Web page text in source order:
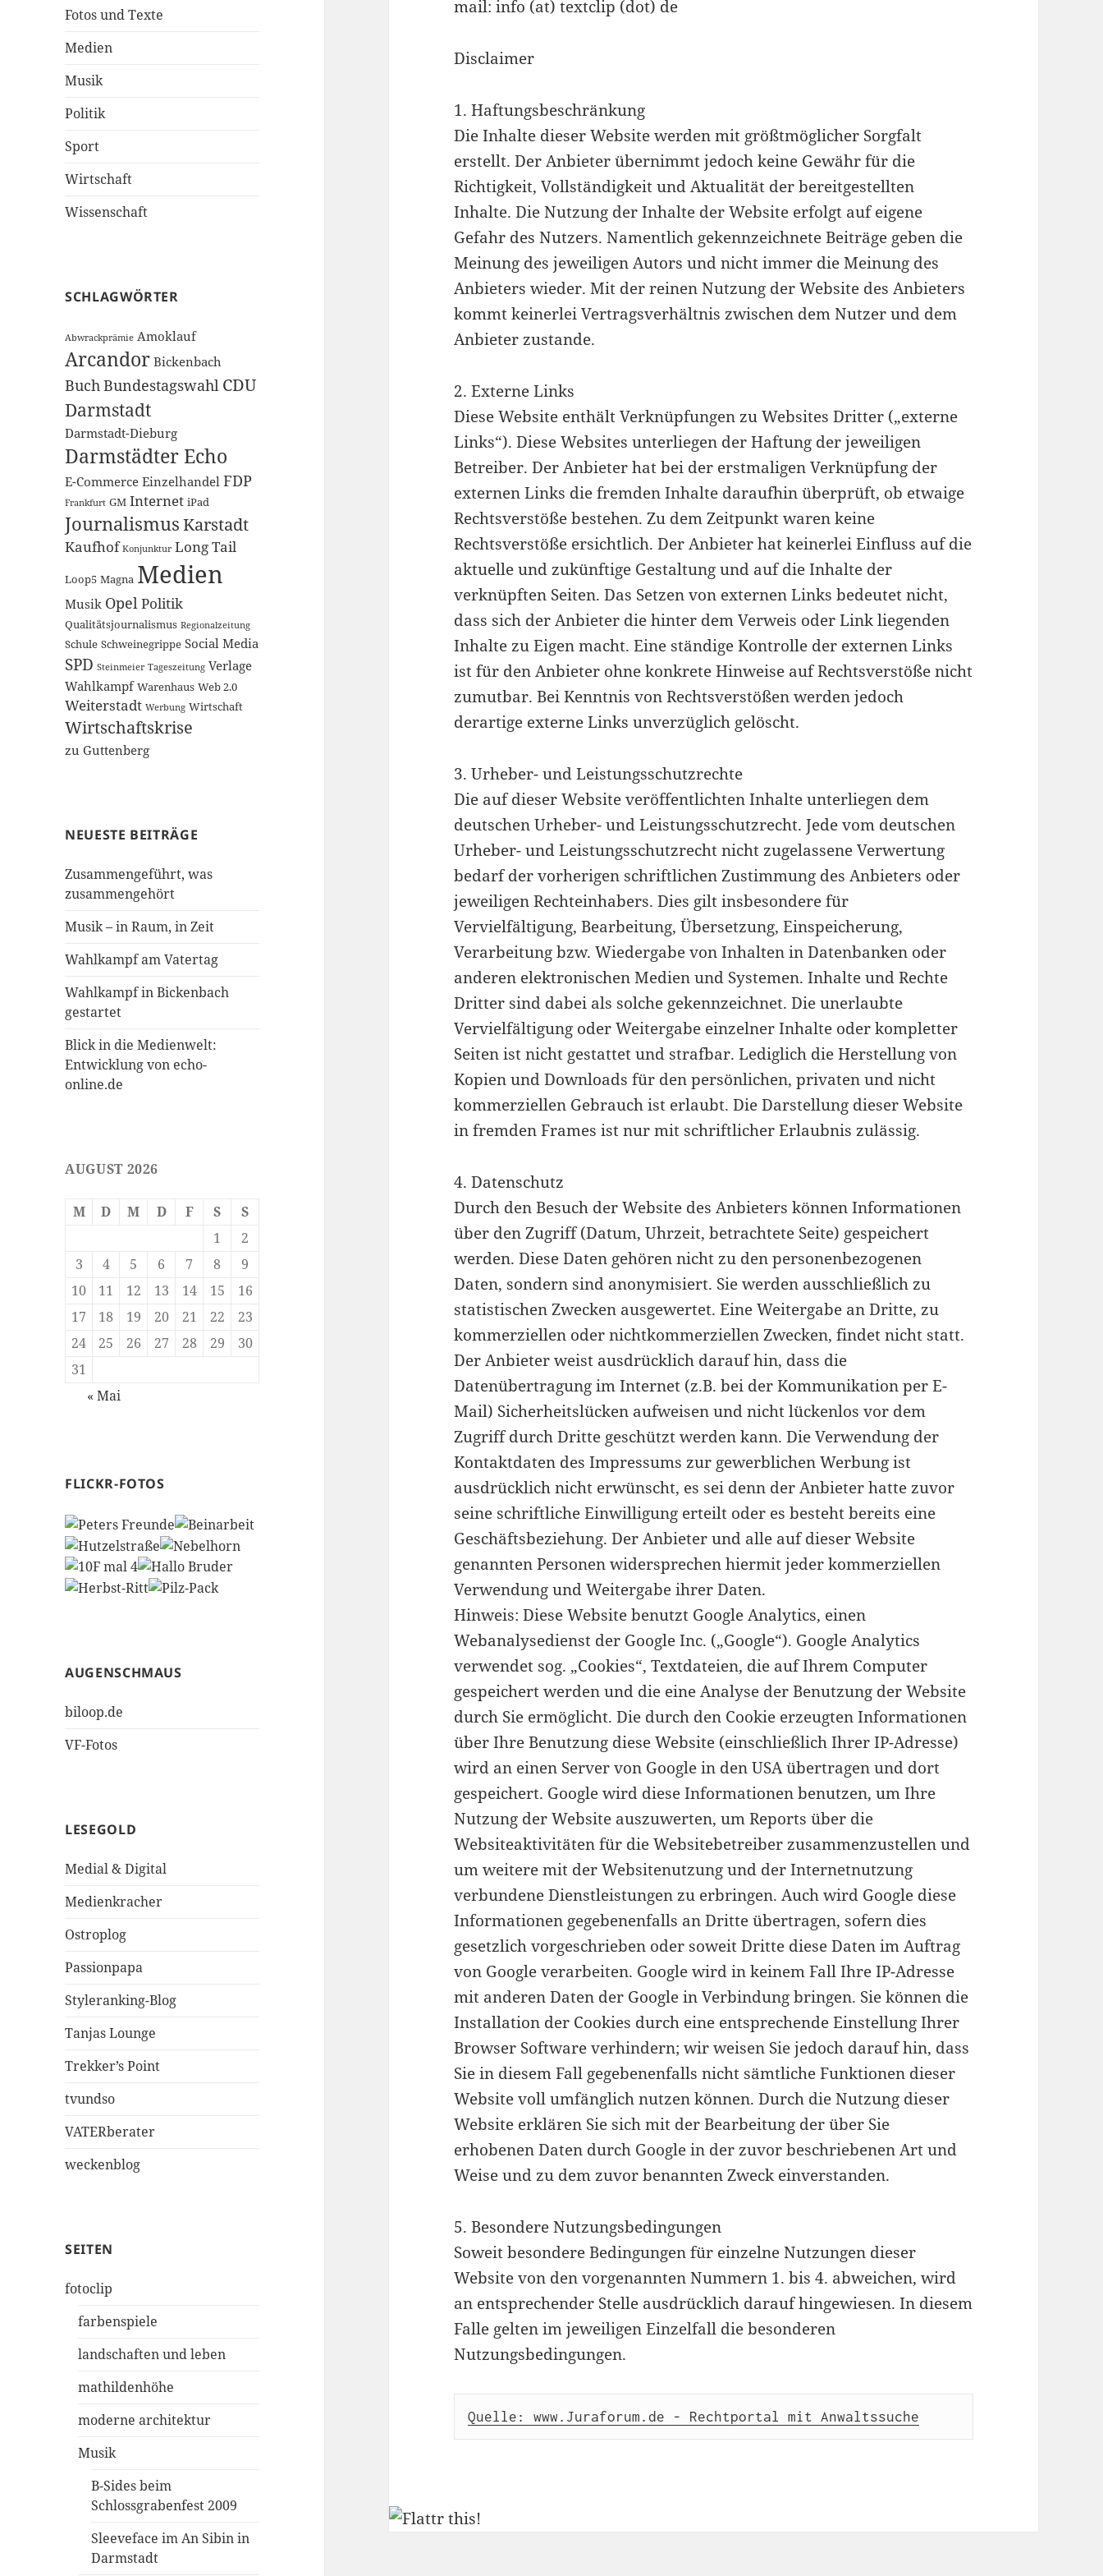
Fotos und Texte
Medien
Musik
Politik
Sport
Wirtschaft
Wissenschaft
SCHLAGWÖRTER
Abwrackprämie Amoklauf
Arcandor Bickenbach
BuchBundestagswahl CDU
Darmstadt
Darmstadt-Dieburg
Darmstädter Echo
E-Commerce Einzelhandel FDP
Frankfurt GM Internet iPad
JournalismusKarstadt
Kaufhof Konjunktur Long Tail
Loop5 Magna Medien
Musik OpelPolitik
Qualitätsjournalismus Regionalzeitung
Schule Schweinegrippe Social Media
SPD Steinmeier Tageszeitung Verlage
Wahlkampf Warenhaus Web 2.0
Weiterstadt Werbung Wirtschaft
Wirtschaftskrise
zu Guttenberg
NEUESTE BEITRÄGE
Zusammengeführt, was
zusammengehört
Musik – in Raum, in Zeit
Wahlkampf am Vatertag
Wahlkampf in Bickenbach
gestartet
Blick in die Medienwelt:
Entwicklung von echo-
online.de
AUGUST 2026
M D M D F S
S
1
2
3
4 5 6 7 8
9
10
11 12 13 14 15
16
17
18 19 20 21 22
23
24
25 26 27 28 29
30
31
« Mai
FLICKR-FOTOS
AUGENSCHMAUS
biloop.de
VF-Fotos
LESEGOLD
Medial & Digital
Medienkracher
Ostroplog
Passionpapa
Styleranking-Blog
Tanjas Lounge
Trekker’s Point
tvundso
VATERberater
weckenblog
SEITEN
fotoclip
farbenspiele
landschaften und leben
mathildenhöhe
moderne architektur
Musik
B-Sides beim
Schlossgrabenfest 2009
Sleeveface im An Sibin in
Darmstadt
mail: info (at) textclip (dot) de
Disclaimer
1. Haftungsbeschränkung
Die Inhalte dieser Website werden mit größtmöglicher Sorgfalt
erstellt. Der Anbieter übernimmt jedoch keine Gewähr für die
Richtigkeit, Vollständigkeit und Aktualität der bereitgestellten
Inhalte. Die Nutzung der Inhalte der Website erfolgt auf eigene
Gefahr des Nutzers. Namentlich gekennzeichnete Beiträge geben die
Meinung des jeweiligen Autors und nicht immer die Meinung des
Anbieters wieder. Mit der reinen Nutzung der Website des Anbieters
kommt keinerlei Vertragsverhältnis zwischen dem Nutzer und dem
Anbieter zustande.
2. Externe Links
Diese Website enthält Verknüpfungen zu Websites Dritter („externe
Links“). Diese Websites unterliegen der Haftung der jeweiligen
Betreiber. Der Anbieter hat bei der erstmaligen Verknüpfung der
externen Links die fremden Inhalte daraufhin überprüft, ob etwaige
Rechtsverstöße bestehen. Zu dem Zeitpunkt waren keine
Rechtsverstöße ersichtlich. Der Anbieter hat keinerlei Einfluss auf die
aktuelle und zukünftige Gestaltung und auf die Inhalte der
verknüpften Seiten. Das Setzen von externen Links bedeutet nicht,
dass sich der Anbieter die hinter dem Verweis oder Link liegenden
Inhalte zu Eigen macht. Eine ständige Kontrolle der externen Links
ist für den Anbieter ohne konkrete Hinweise auf Rechtsverstöße nicht
zumutbar. Bei Kenntnis von Rechtsverstößen werden jedoch
derartige externe Links unverzüglich gelöscht.
3. Urheber- und Leistungsschutzrechte
Die auf dieser Website veröffentlichten Inhalte unterliegen dem
deutschen Urheber- und Leistungsschutzrecht. Jede vom deutschen
Urheber- und Leistungsschutzrecht nicht zugelassene Verwertung
bedarf der vorherigen schriftlichen Zustimmung des Anbieters oder
jeweiligen Rechteinhabers. Dies gilt insbesondere für
Vervielfältigung, Bearbeitung, Übersetzung, Einspeicherung,
Verarbeitung bzw. Wiedergabe von Inhalten in Datenbanken oder
anderen elektronischen Medien und Systemen. Inhalte und Rechte
Dritter sind dabei als solche gekennzeichnet. Die unerlaubte
Vervielfältigung oder Weitergabe einzelner Inhalte oder kompletter
Seiten ist nicht gestattet und strafbar. Lediglich die Herstellung von
Kopien und Downloads für den persönlichen, privaten und nicht
kommerziellen Gebrauch ist erlaubt. Die Darstellung dieser Website
in fremden Frames ist nur mit schriftlicher Erlaubnis zulässig.
4. Datenschutz
Durch den Besuch der Website des Anbieters können Informationen
über den Zugriff (Datum, Uhrzeit, betrachtete Seite) gespeichert
werden. Diese Daten gehören nicht zu den personenbezogenen
Daten, sondern sind anonymisiert. Sie werden ausschließlich zu
statistischen Zwecken ausgewertet. Eine Weitergabe an Dritte, zu
kommerziellen oder nichtkommerziellen Zwecken, findet nicht statt.
Der Anbieter weist ausdrücklich darauf hin, dass die
Datenübertragung im Internet (z.B. bei der Kommunikation per E-
Mail) Sicherheitslücken aufweisen und nicht lückenlos vor dem
Zugriff durch Dritte geschützt werden kann. Die Verwendung der
Kontaktdaten des Impressums zur gewerblichen Werbung ist
ausdrücklich nicht erwünscht, es sei denn der Anbieter hatte zuvor
seine schriftliche Einwilligung erteilt oder es besteht bereits eine
Geschäftsbeziehung. Der Anbieter und alle auf dieser Website
genannten Personen widersprechen hiermit jeder kommerziellen
Verwendung und Weitergabe ihrer Daten.
Hinweis: Diese Website benutzt Google Analytics, einen
Webanalysedienst der Google Inc. („Google“). Google Analytics
verwendet sog. „Cookies“, Textdateien, die auf Ihrem Computer
gespeichert werden und die eine Analyse der Benutzung der Website
durch Sie ermöglicht. Die durch den Cookie erzeugten Informationen
über Ihre Benutzung diese Website (einschließlich Ihrer IP-Adresse)
wird an einen Server von Google in den USA übertragen und dort
gespeichert. Google wird diese Informationen benutzen, um Ihre
Nutzung der Website auszuwerten, um Reports über die
Websiteaktivitäten für die Websitebetreiber zusammenzustellen und
um weitere mit der Websitenutzung und der Internetnutzung
verbundene Dienstleistungen zu erbringen. Auch wird Google diese
Informationen gegebenenfalls an Dritte übertragen, sofern dies
gesetzlich vorgeschrieben oder soweit Dritte diese Daten im Auftrag
von Google verarbeiten. Google wird in keinem Fall Ihre IP-Adresse
mit anderen Daten der Google in Verbindung bringen. Sie können die
Installation der Cookies durch eine entsprechende Einstellung Ihrer
Browser Software verhindern; wir weisen Sie jedoch darauf hin, dass
Sie in diesem Fall gegebenenfalls nicht sämtliche Funktionen dieser
Website voll umfänglich nutzen können. Durch die Nutzung dieser
Website erklären Sie sich mit der Bearbeitung der über Sie
erhobenen Daten durch Google in der zuvor beschriebenen Art und
Weise und zu dem zuvor benannten Zweck einverstanden.
5. Besondere Nutzungsbedingungen
Soweit besondere Bedingungen für einzelne Nutzungen dieser
Website von den vorgenannten Nummern 1. bis 4. abweichen, wird
an entsprechender Stelle ausdrücklich darauf hingewiesen. In diesem
Falle gelten im jeweiligen Einzelfall die besonderen
Nutzungsbedingungen.
Quelle: www.Juraforum.de - Rechtportal mit Anwaltssuche